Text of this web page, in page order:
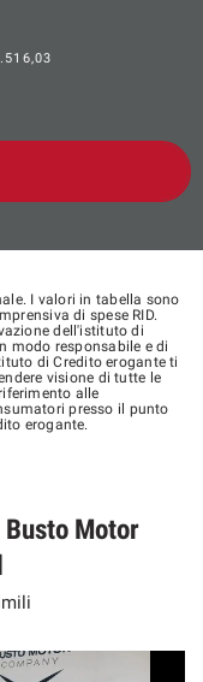
I valori in tabella sono
di spese RID.
dell'istituto di
modo responsabile e di
di Credito erogante ti
visione di tutte le
alle
presso il punto
erogante.
Motor